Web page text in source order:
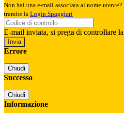
Non hai una e-mail associata al nome
tramite la Login Spaggiari
E-mail inviata, si prega di controllare
Errore
Chiudi
Successo
Chiudi
Informazione